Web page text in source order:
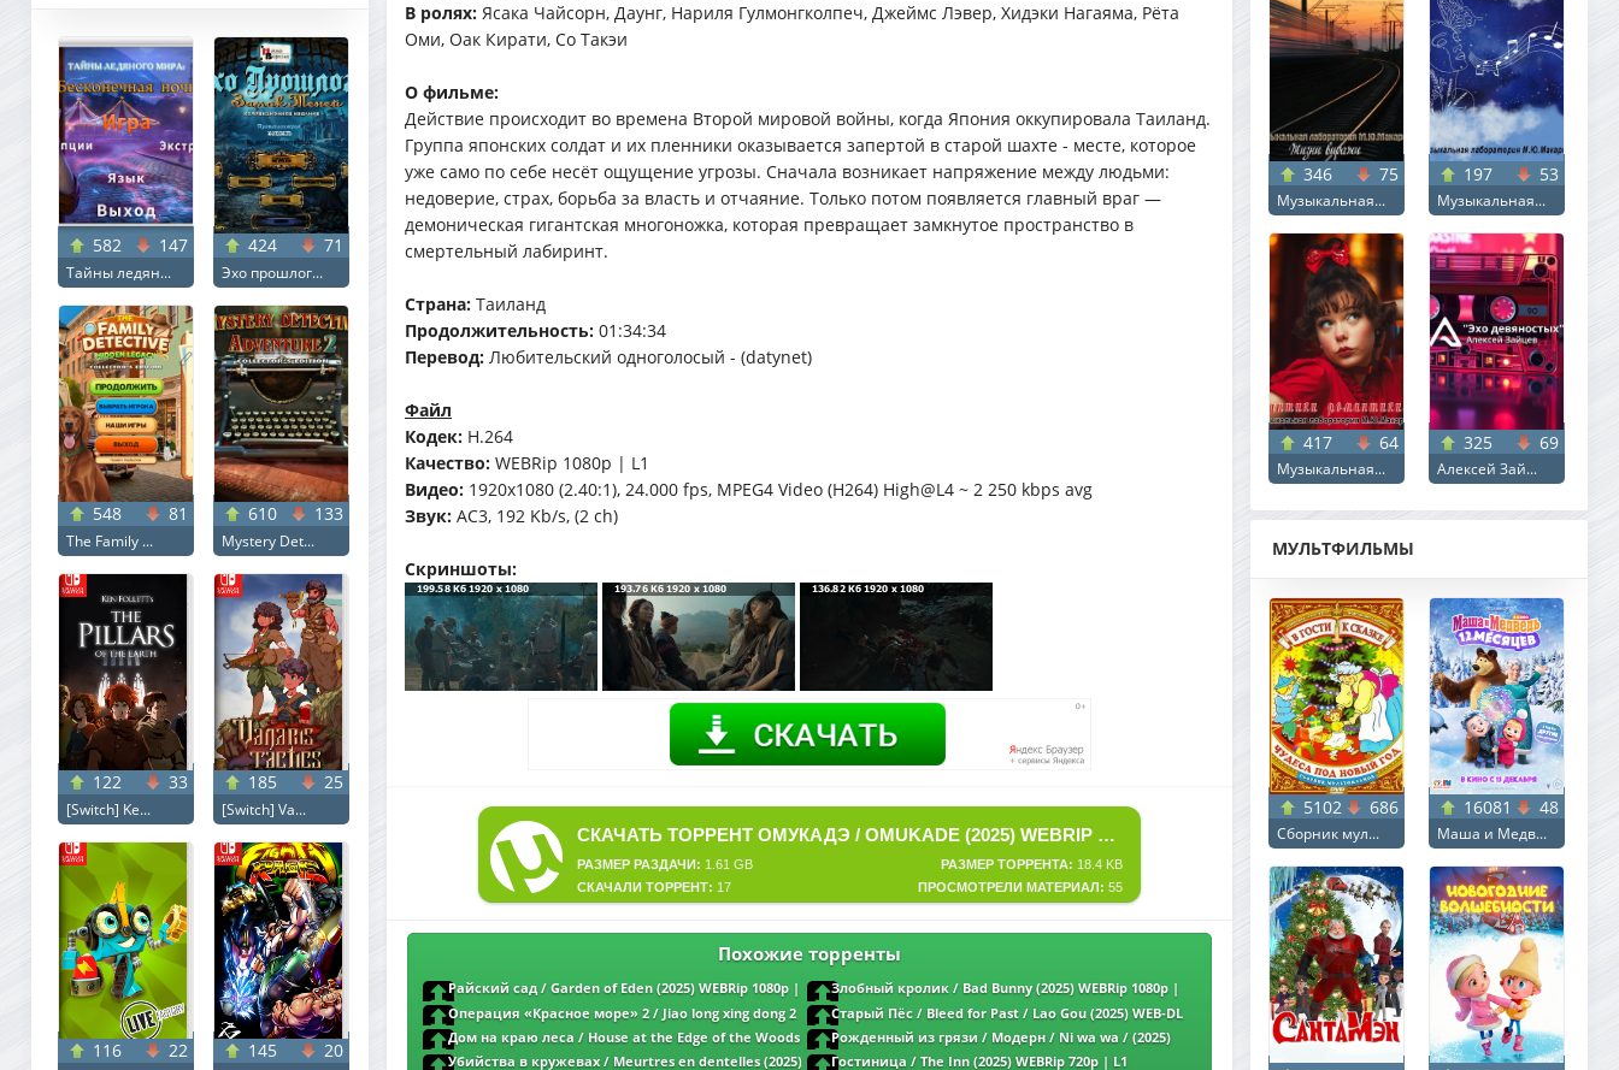
582 147
Тайны ледян...
424 71
Эхо прошлог...
548 81
The Family ...
610 133
Mystery Det...
122 33
[Switch] Ke...
185 25
[Switch] Va...
116 22 145 20
В ролях: Ясака Чайсорн, Даунг, Нариля Гулмонгколпеч, Джеймс Лэвер, Хидэки Нагаяма, Рёта
Оми, Оак Кирати, Со Такэи
О фильме:
Действие происходит во времена Второй мировой войны, когда Япония оккупировала Таиланд.
Группа японских солдат и их пленники оказывается запертой в старой шахте - месте, которое
уже само по себе несёт ощущение угрозы. Сначала возникает напряжение между людьми:
недоверие, страх, борьба за власть и отчаяние. Только потом появляется главный враг —
демоническая гигантская многоножка, которая превращает замкнутое пространство в
смертельный лабиринт.
Страна: Таиланд
Продолжительность: 01:34:34
Перевод: Любительский одноголосый - (datynet)
Файл
Кодек: H.264
Качество: WEBRip 1080p | L1
Видео: 1920x1080 (2.40:1), 24.000 fps, MPEG4 Video (H264) High@L4 ~ 2 250 kbps avg
Звук: AC3, 192 Kb/s, (2 ch)
Скриншоты:
СКАЧАТЬ ТОРРЕНТ ОМУКАДЭ / OMUKADE (2025) WEBRIP 1080P | L1
РАЗМЕР ТОРРЕНТА: 18.4 KB
РАЗМЕР РАЗДАЧИ: 1.61 GB
ПРОСМОТРЕЛИ МАТЕРИАЛ: 55
СКАЧАЛИ ТОРРЕНТ: 17
Похожие торренты
Райский сад / Garden of Eden (2025) WEBRip 1080p |
L1
Злобный кролик / Bad Bunny (2025) WEBRip 1080p |
L1
Операция «Красное море» 2 / Jiao long xing dong 2
(2025) WEBRip 1080p | Sub
Старый Пёс / Bleed for Past / Lao Gou (2025) WEB-DL
1080p | L1
Дом на краю леса / House at the Edge of the Woods
(2025) WEBRip 1080p | L2
Рожденный из грязи / Модерн / Ni wa wa / (2025)
WEBRip 1080p | L2
Убийства в кружевах / Meurtres en dentelles (2025)
Гостиница / The Inn (2025) WEBRip 720p | L1
346 75
Музыкальная...
197 53
Музыкальная...
417 64
Музыкальная...
325 69
Алексей Зай...
МУЛЬТФИЛЬМЫ
5102 686
Сборник мул...
16081 48
Маша и Медв...